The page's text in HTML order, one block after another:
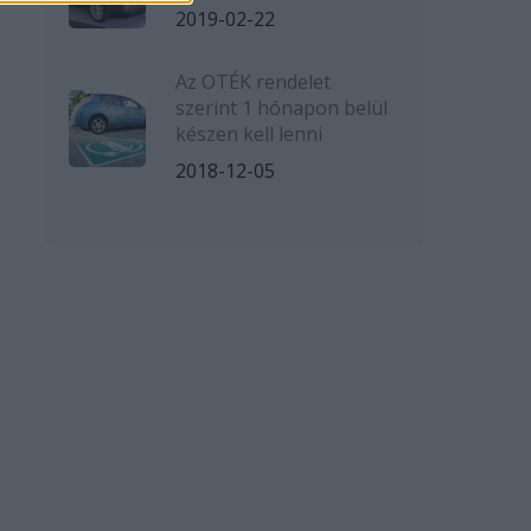
2019-02-22
Az OTÉK rendelet
szerint 1 hónapon belül
készen kell lenni
2018-12-05